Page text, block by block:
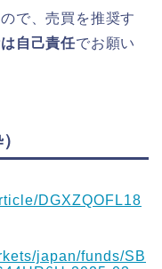
で、売買を推奨す
自己責任でお願い
DGXZQOFL18
japan/funds/SB